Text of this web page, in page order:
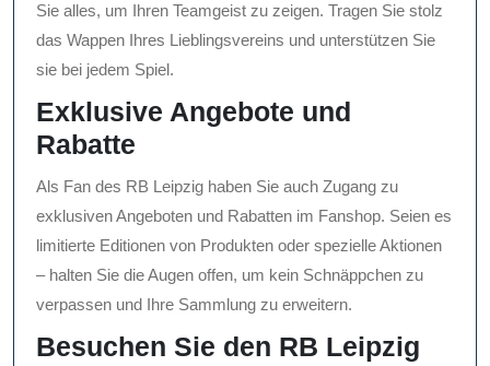
Sie alles, um Ihren Teamgeist zu zeigen. Tragen Sie stolz
das Wappen Ihres Lieblingsvereins und unterstützen Sie
sie bei jedem Spiel.
Exklusive Angebote und
Rabatte
Als Fan des RB Leipzig haben Sie auch Zugang zu
exklusiven Angeboten und Rabatten im Fanshop. Seien es
limitierte Editionen von Produkten oder spezielle Aktionen
– halten Sie die Augen offen, um kein Schnäppchen zu
verpassen und Ihre Sammlung zu erweitern.
Besuchen Sie den RB Leipzig